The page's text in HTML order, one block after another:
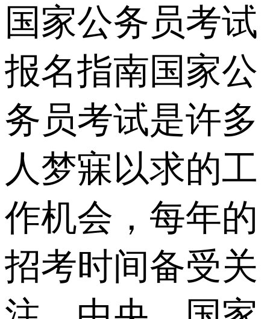
国家公务员考试
报名指南国家公
务员考试是许多
人梦寐以求的工
作机会，每年的
招考时间备受关